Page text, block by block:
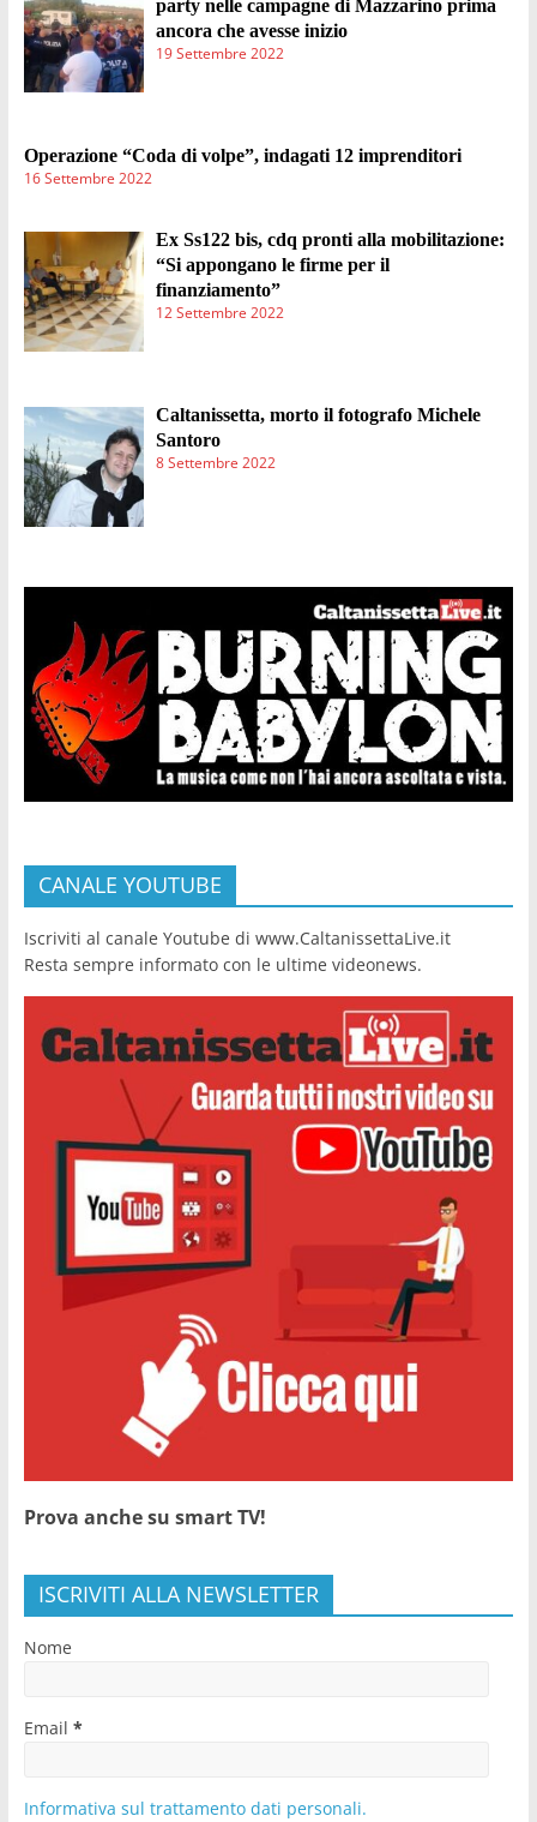
party nelle campagne di Mazzarino prima
ancora che avesse inizio
19 Settembre 2022
Operazione “Coda di volpe”, indagati 12 imprenditori
16 Settembre 2022
Ex Ss122 bis, cdq pronti alla mobilitazione:
“Si appongano le firme per il
finanziamento”
12 Settembre 2022
Caltanissetta, morto il fotografo Michele
Santoro
8 Settembre 2022
CANALE YOUTUBE
Iscriviti al canale Youtube di www.CaltanissettaLive.it
Resta sempre informato con le ultime videonews.
Prova anche su smart TV!
ISCRIVITI ALLA NEWSLETTER
Nome
Email *
Informativa sul trattamento dati personali.